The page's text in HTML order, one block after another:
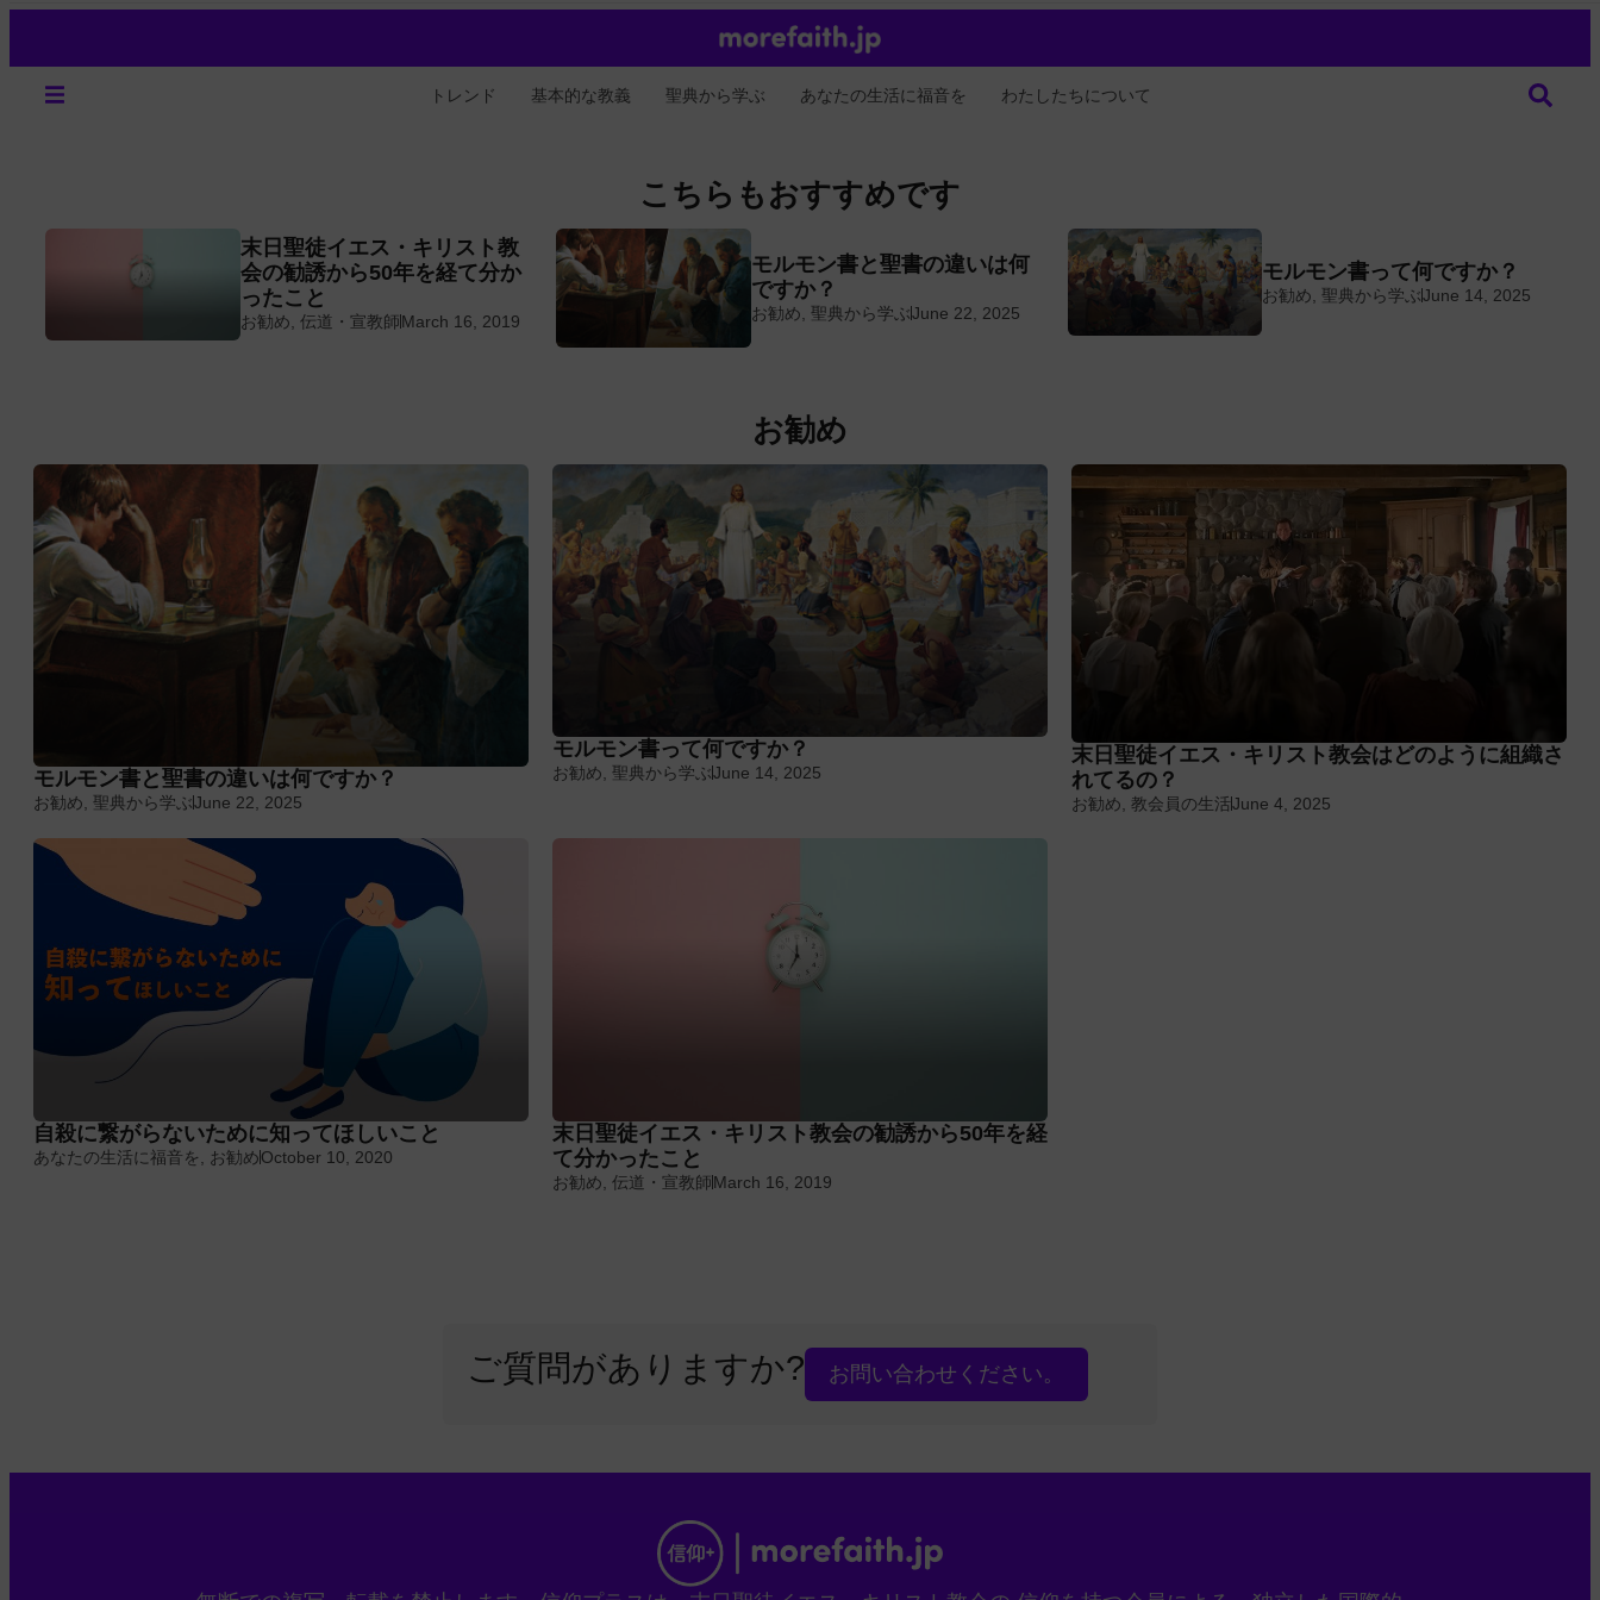
トレンド 基本的な教義 聖典から学ぶ あなたの生活に福音を わたしたちについて
こちらもおすすめです
末日聖徒イエス・キリスト教
会の勧誘から50年を経て分か
ったこと
お勧め, 伝道・宣教師March 16, 2019
モルモン書と聖書の違いは何
ですか？
お勧め ,聖典から学ぶJune 22, 2025
モルモン書って何ですか？
お勧め ,聖典から学ぶJune 14, 2025
お勧め
モルモン書と聖書の違いは何ですか？
お勧め, 聖典から学ぶJune 22, 2025
モルモン書って何ですか？
お勧め 聖典から学ぶJune 14, 2025
末日聖徒イエス・キリスト教会はどのように組織さ
れてるの？
お勧め 教会員の生活June 4, 2025
自殺に繋がらないために知ってほしいこと
あなたの生活に福音を お勧めOctober 10, 2020
末日聖徒イエス・キリスト教会の勧誘から50年を経
て分かったこと
お勧め 伝道・宣教師March 16, 2019
ご質問がありますか? お問い合わせください。